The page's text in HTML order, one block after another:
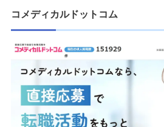
コメディカルドットコム